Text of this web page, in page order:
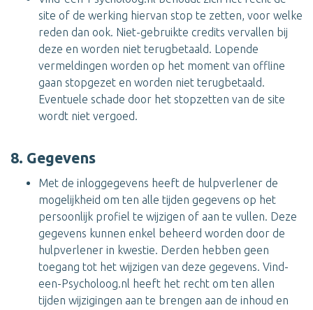
site of de werking hiervan stop te zetten, voor welke
reden dan ook. Niet-gebruikte credits vervallen bij
deze en worden niet terugbetaald. Lopende
vermeldingen worden op het moment van offline
gaan stopgezet en worden niet terugbetaald.
Eventuele schade door het stopzetten van de site
wordt niet vergoed.
8. Gegevens
Met de inloggegevens heeft de hulpverlener de
mogelijkheid om ten alle tijden gegevens op het
persoonlijk profiel te wijzigen of aan te vullen. Deze
gegevens kunnen enkel beheerd worden door de
hulpverlener in kwestie. Derden hebben geen
toegang tot het wijzigen van deze gegevens. Vind-
een-Psycholoog.nl heeft het recht om ten allen
tijden wijzigingen aan te brengen aan de inhoud en